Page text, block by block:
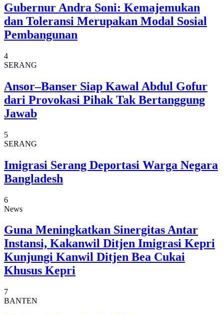
Gubernur Andra Soni: Kemajemukan
dan Toleransi Merupakan Modal Sosial
Pembangunan
4
SERANG
Ansor–Banser Siap Kawal Abdul Gofur
dari Provokasi Pihak Tak Bertanggung
Jawab
5
SERANG
Imigrasi Serang Deportasi Warga Negara
Bangladesh
6
News
Guna Meningkatkan Sinergitas Antar
Instansi, Kakanwil Ditjen Imigrasi Kepri
Kunjungi Kanwil Ditjen Bea Cukai
Khusus Kepri
7
BANTEN